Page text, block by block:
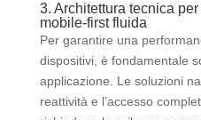
3. Architettura tecnica per
mobile‑first fluida
Per garantire una
dispositivi, è fondamentale
applicazione. Le soluzioni
reattività e l’accesso